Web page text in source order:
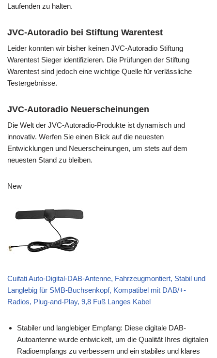
Laufenden zu halten.
JVC-Autoradio bei Stiftung Warentest
Leider konnten wir bisher keinen JVC-Autoradio Stiftung
Warentest Sieger identifizieren. Die Prüfungen der Stiftung
Warentest sind jedoch eine wichtige Quelle für verlässliche
Testergebnisse.
JVC-Autoradio Neuerscheinungen
Die Welt der JVC-Autoradio-Produkte ist dynamisch und
innovativ. Werfen Sie einen Blick auf die neuesten
Entwicklungen und Neuerscheinungen, um stets auf dem
neuesten Stand zu bleiben.
New
Cuifati Auto-Digital-DAB-Antenne, Fahrzeugmontiert, Stabil und
Langlebig für SMB-Buchsenkopf, Kompatibel mit DAB/+-
Radios, Plug-and-Play, 9,8 Fuß Langes Kabel
Stabiler und langlebiger Empfang: Diese digitale DAB-
Autoantenne wurde entwickelt, um die Qualität Ihres digitalen
Radioempfangs zu verbessern und ein stabiles und klares